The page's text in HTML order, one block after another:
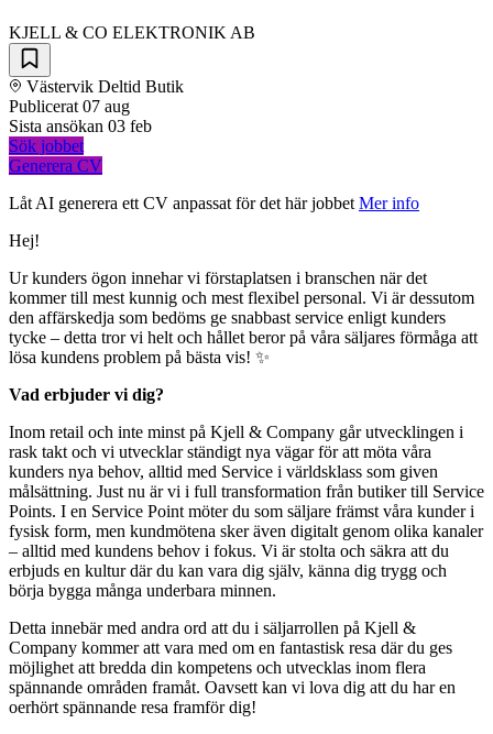
KJELL & CO ELEKTRONIK AB
Västervik Deltid Butik
Publicerat 07 aug
Sista ansökan 03 feb
Sök jobbet
Generera CV
Låt AI generera ett CV anpassat för det här jobbet Mer info
Hej!
Ur kunders ögon innehar vi förstaplatsen i branschen när det
kommer till mest kunnig och mest flexibel personal. Vi är dessutom
den affärskedja som bedöms ge snabbast service enligt kunders
tycke – detta tror vi helt och hållet beror på våra säljares förmåga att
lösa kundens problem på bästa vis! ✨
Vad erbjuder vi dig?
Inom retail och inte minst på Kjell & Company går utvecklingen i
rask takt och vi utvecklar ständigt nya vägar för att möta våra
kunders nya behov, alltid med Service i världsklass som given
målsättning. Just nu är vi i full transformation från butiker till Service
Points. I en Service Point möter du som säljare främst våra kunder i
fysisk form, men kundmötena sker även digitalt genom olika kanaler
– alltid med kundens behov i fokus. Vi är stolta och säkra att du
erbjuds en kultur där du kan vara dig själv, känna dig trygg och
börja bygga många underbara minnen.
Detta innebär med andra ord att du i säljarrollen på Kjell &
Company kommer att vara med om en fantastisk resa där du ges
möjlighet att bredda din kompetens och utvecklas inom flera
spännande områden framåt. Oavsett kan vi lova dig att du har en
oerhört spännande resa framför dig!